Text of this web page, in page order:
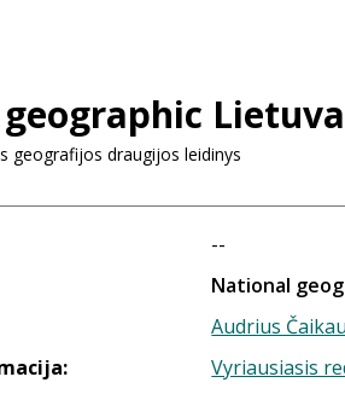
geografijos draugijos leidinys
--
National
Audrius
Vyriausiasis